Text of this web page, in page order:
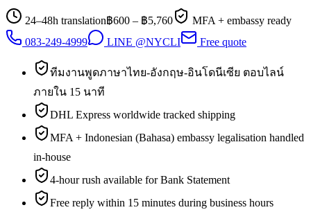
24–48h translation฿600 – ฿5,760
MFA + embassy ready
083-249-4999
LINE @NYCLI Free quote
ทีมงานพูดภาษาไทย-อังกฤษ-อินโดนีเซีย ตอบไลน์
ภายใน 15 นาที
DHL Express worldwide tracked shipping
MFA + Indonesian (Bahasa) embassy legalisation handled
in-house
4-hour rush available for Bank Statement
Free reply within 15 minutes during business hours